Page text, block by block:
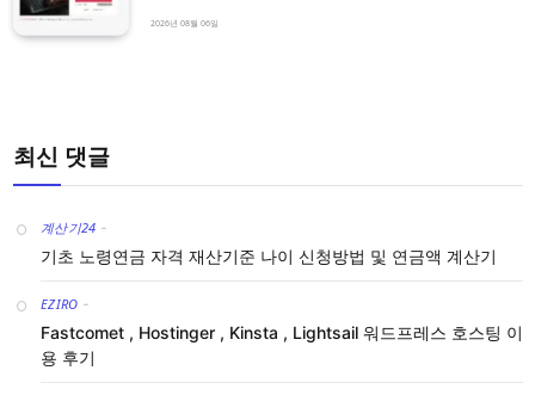
2026년 08월 06일
최신 댓글
계산기24 -
기초 노령연금 자격 재산기준 나이 신청방법 및 연금액 계산기
EZIRO -
Fastcomet , Hostinger , Kinsta , Lightsail 워드프레스 호스팅 이
용 후기